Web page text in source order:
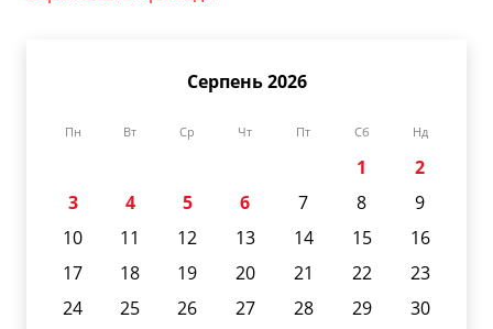
Серпень 2026
Пн Вт Ср Чт Пт Сб Нд
1
2
3
4 5 6 7 8
9
10
11 12 13 14 15
16
17
18 19 20 21 22
23
24
25 26 27 28 29
30